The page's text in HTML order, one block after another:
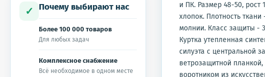
и ПК. Размер 48-50, рост
хлопок. Плотность
молнии. Класс защиты -
Куртка утепленная
силуэта с центральной
ветрозащитной
воротником из
✓ Почему выбирают нас
Более 100 000 товаров
Для любых задач
Комплексное снабжение
Всё необходимое в одном месте